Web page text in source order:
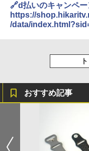
🔗d払いのキャンペー
https://
/data/
おすすめ記事